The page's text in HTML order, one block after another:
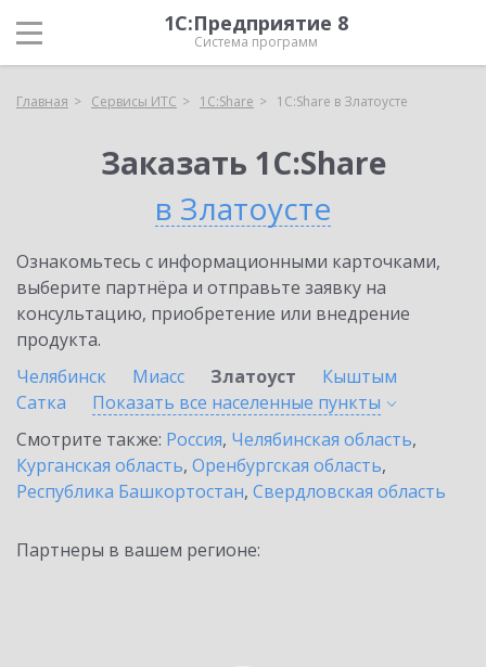
1С:Предприятие 8
Система программ
Главная Сервисы ИТС 1С:Share 1С:Share в Златоусте
Заказать 1С:Share
в Златоусте
Ознакомьтесь с информационными карточками,
выберите партнёра и отправьте заявку на
консультацию, приобретение или внедрение
продукта.
Челябинск
Миасс Златоуст
Кыштым
Сатка
Показать все населенные пункты
Смотрите также: Россия, Челябинская область,
Курганская область, Оренбургская область,
Республика Башкортостан, Свердловская область
Партнеры в вашем регионе: